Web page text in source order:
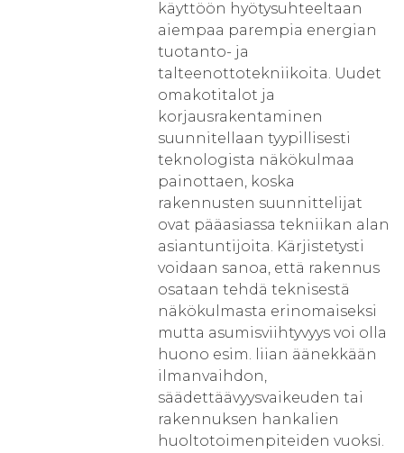
käyttöön hyötysuhteeltaan
aiempaa parempia energian
tuotanto- ja
talteenottotekniikoita. Uudet
omakotitalot ja
korjausrakentaminen
suunnitellaan tyypillisesti
teknologista näkökulmaa
painottaen, koska
rakennusten suunnittelijat
ovat pääasiassa tekniikan alan
asiantuntijoita. Kärjistetysti
voidaan sanoa, että rakennus
osataan tehdä teknisestä
näkökulmasta erinomaiseksi
mutta asumisviihtyvyys voi olla
huono esim. liian äänekkään
ilmanvaihdon,
säädettäävyysvaikeuden tai
rakennuksen hankalien
huoltotoimenpiteiden vuoksi.